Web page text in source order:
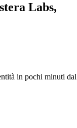
Labs,
in pochi minuti dal